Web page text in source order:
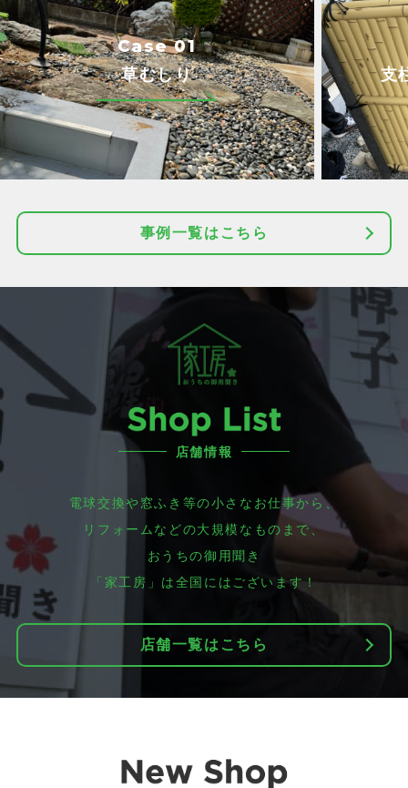
Case 01
草むしり 支
事例一覧はこちら
店舗情報
電球交換や窓ふき等の小さなお仕事から、
リフォームなどの大規模なものまで、
おうちの御用聞き
「家工房」は全国にはございます！
店舗一覧はこちら